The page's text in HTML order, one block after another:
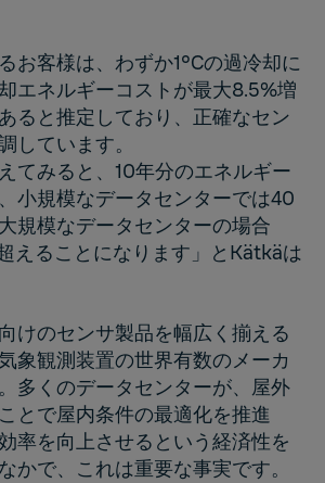
お客様は、わずか1°Cの過冷却に
エネルギーコストが最大8.5%増
ると推定しており、正確なセン
しています。
てみると、10年分のエネルギー
小規模なデータセンターでは40
規模なデータセンターの場合
えることになります」とKätkäは
けのセンサ製品を幅広く揃える
象観測装置の世界有数のメーカ
多くのデータセンターが、屋外
とで屋内条件の最適化を推進
率を向上させるという経済性を
かで、これは重要な事実です。